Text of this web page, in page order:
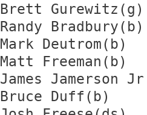
Brett Gurewitz(g)
Randy Bradbury(b)
Mark Deutrom(b)
Matt Freeman(b)
James Jamerson
Bruce Duff(b)